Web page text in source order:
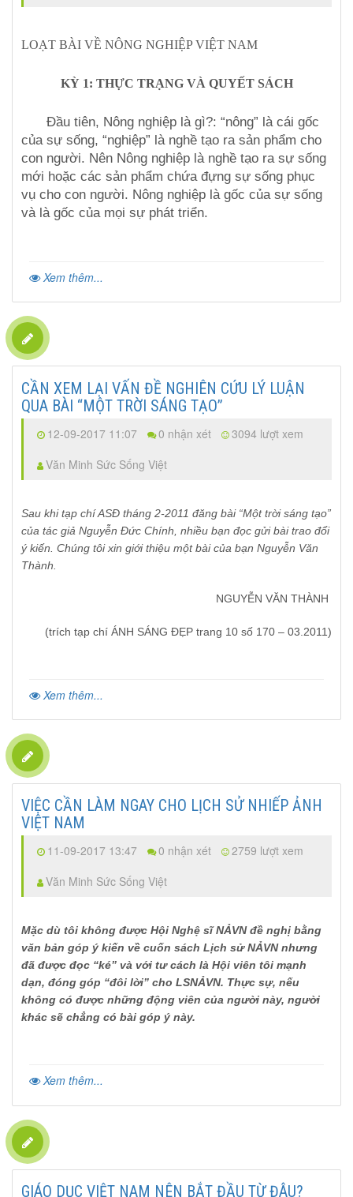
LOẠT BÀI VỀ NÔNG NGHIỆP VIỆT NAM
KỲ 1: THỰC TRẠNG VÀ QUYẾT SÁCH
Đầu tiên, Nông nghiệp là gì?: “nông” là cái gốc
của sự sống, “nghiệp” là nghề tạo ra sản phẩm cho
con người. Nên Nông nghiệp là nghề tạo ra sự sống
mới hoặc các sản phẩm chứa đựng sự sống phục
vụ cho con người. Nông nghiệp là gốc của sự sống
và là gốc của mọi sự phát triển.
Xem thêm...
CẦN XEM LẠI VẤN ĐỀ NGHIÊN CỨU LÝ LUẬN
QUA BÀI “MỘT TRỜI SÁNG TẠO”
12-09-2017 11:07 0 nhận xét
3094 lượt xem
Văn Minh Sức Sống Việt
Sau khi tạp chí ASĐ tháng 2-2011 đăng bài “Một trời sáng tạo”
của tác giả Nguyễn Đức Chính, nhiều bạn đọc gửi bài trao đổi
ý kiến. Chúng tôi xin giới thiệu một bài của bạn Nguyễn Văn
Thành.
NGUYỄN VĂN THÀNH
(trích tạp chí ÁNH SÁNG ĐẸP trang 10 số 170 – 03.2011)
Xem thêm...
VIỆC CẦN LÀM NGAY CHO LỊCH SỬ NHIẾP ẢNH
VIỆT NAM
11-09-2017 13:47 0 nhận xét
2759 lượt xem
Văn Minh Sức Sống Việt
Mặc dù tôi không được Hội Nghệ sĩ NẢVN đề nghị bằng
văn bản góp ý kiến về cuốn sách Lịch sử NẢVN nhưng
đã được đọc “ké” và với tư cách là Hội viên tôi mạnh
dạn, đóng góp “đôi lời” cho LSNẢVN. Thực sự, nếu
không có được những động viên của người này, người
khác sẽ chẳng có bài góp ý này.
Xem thêm...
GIÁO DỤC VIỆT NAM NÊN BẮT ĐẦU TỪ ĐÂU?